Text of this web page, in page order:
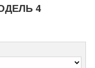
4